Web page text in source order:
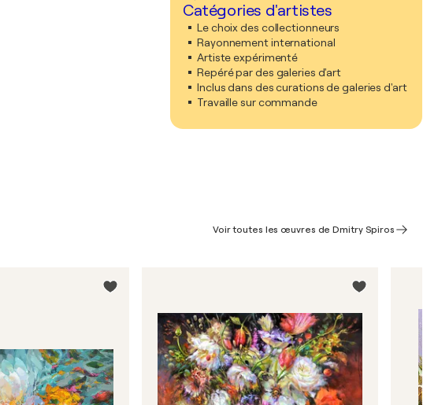
Catégories d'artistes
Le choix des collectionneurs
Rayonnement international
Artiste expérimenté
Repéré par des galeries d'art
Inclus dans des curations de galeries d'art
Travaille sur commande
Voir toutes les œuvres de Dmitry Spiros